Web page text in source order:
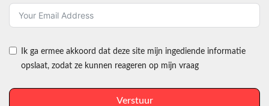
Ik ga ermee akkoord dat deze site mijn ingediende informatie
opslaat, zodat ze kunnen reageren op mijn vraag
Verstuur